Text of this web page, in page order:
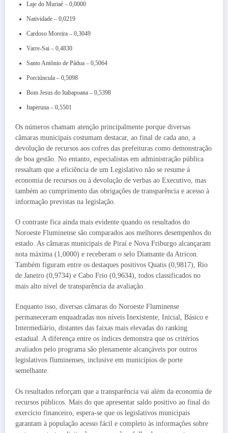
Laje do Muriaé – 0,0000
Natividade – 0,0219
Cardoso Moreira – 0,3049
Varre-Sai – 0,4830
Santo Antônio de Pádua – 0,5064
Porciúncula – 0,5098
Bom Jesus do Itabapoana – 0,5398
Itaperuna – 0,5501
Os números chamam atenção principalmente porque diversas
câmaras municipais costumam destacar, ao final de cada ano, a
devolução de recursos aos cofres das prefeituras como demonstração
de boa gestão. No entanto, especialistas em administração pública
ressaltam que a eficiência de um Legislativo não se resume à
economia de recursos ou à devolução de verbas ao Executivo, mas
também ao cumprimento das obrigações de transparência e acesso à
informação previstas na legislação.
O contraste fica ainda mais evidente quando os resultados do
Noroeste Fluminense são comparados aos melhores desempenhos do
estado. As câmaras municipais de Piraí e Nova Friburgo alcançaram
nota máxima (1,0000) e receberam o selo Diamante da Atricon.
Também figuram entre os destaques positivos Quatis (0,9817), Rio
de Janeiro (0,9734) e Cabo Frio (0,9634), todos classificados no
mais alto nível de transparência da avaliação.
Enquanto isso, diversas câmaras do Noroeste Fluminense
permaneceram enquadradas nos níveis Inexistente, Inicial, Básico e
Intermediário, distantes das faixas mais elevadas do ranking
estadual. A diferença entre os índices demonstra que os critérios
avaliados pelo programa são plenamente alcançáveis por outros
legislativos fluminenses, inclusive em municípios de porte
semelhante.
Os resultados reforçam que a transparência vai além da economia de
recursos públicos. Mais do que apresentar saldo positivo ao final do
exercício financeiro, espera-se que os legislativos municipais
garantam à população acesso fácil e completo às informações sobre